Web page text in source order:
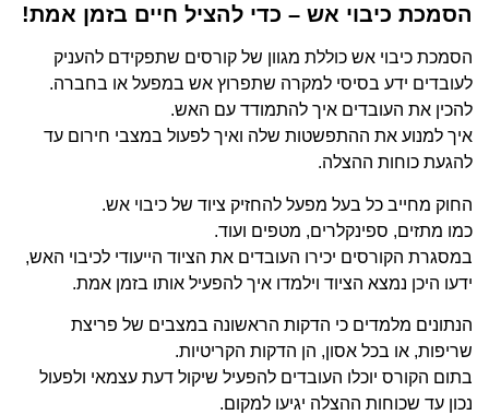
הסמכת כיבוי אש – כדי להציל חיים בזמן אמת!
הסמכת כיבוי אש כוללת מגוון של קורסים שתפקידם להעניק
לעובדים ידע בסיסי למקרה שתפרוץ אש במפעל או בחברה.
להכין את העובדים איך להתמודד עם האש.
איך למנוע את ההתפשטות שלה ואיך לפעול במצבי חירום עד
להגעת כוחות ההצלה.
החוק מחייב כל בעל מפעל להחזיק ציוד של כיבוי אש.
כמו מתזים, ספינקלרים, מטפים ועוד.
במסגרת הקורסים יכירו העובדים את הציוד הייעודי לכיבוי האש,
ידעו היכן נמצא הציוד וילמדו איך להפעיל אותו בזמן אמת.
הנתונים מלמדים כי הדקות הראשונה במצבים של פריצת
שריפות, או בכל אסון, הן הדקות הקריטיות.
בתום הקורס יוכלו העובדים להפעיל שיקול דעת עצמאי ולפעול
נכון עד שכוחות ההצלה יגיעו למקום.